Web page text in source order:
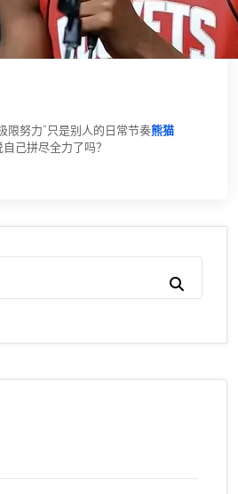
限努力”只是别人的日常节奏熊猫
己拼尽全力了吗？